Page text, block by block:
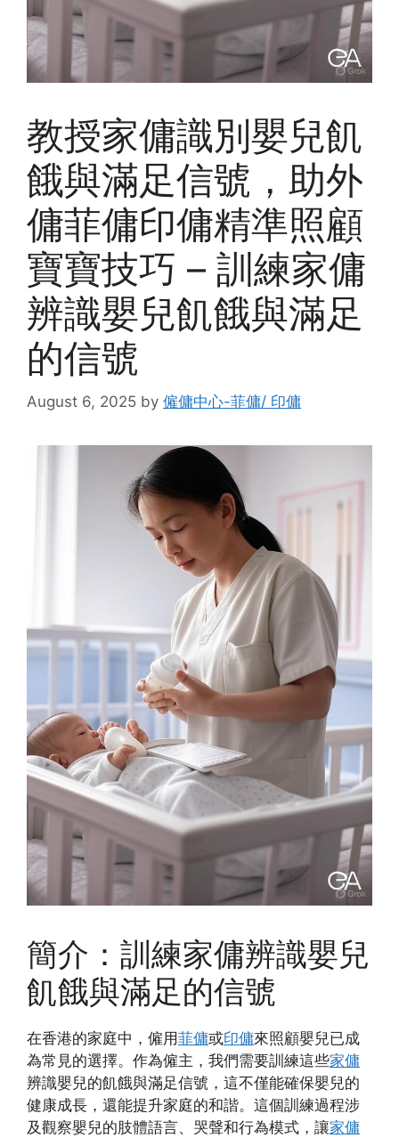
教授家傭識別嬰兒飢
餓與滿足信號，助外
傭菲傭印傭精準照顧
寶寶技巧 – 訓練家傭
辨識嬰兒飢餓與滿足
的信號
August 6, 2025 by 僱傭中心-菲傭/ 印傭
簡介：訓練家傭辨識嬰兒
飢餓與滿足的信號
在香港的家庭中，僱用菲傭或印傭來照顧嬰兒已成
為常見的選擇。作為僱主，我們需要訓練這些家傭
辨識嬰兒的飢餓與滿足信號，這不僅能確保嬰兒的
健康成長，還能提升家庭的和諧。這個訓練過程涉
及觀察嬰兒的肢體語言、哭聲和行為模式，讓家傭